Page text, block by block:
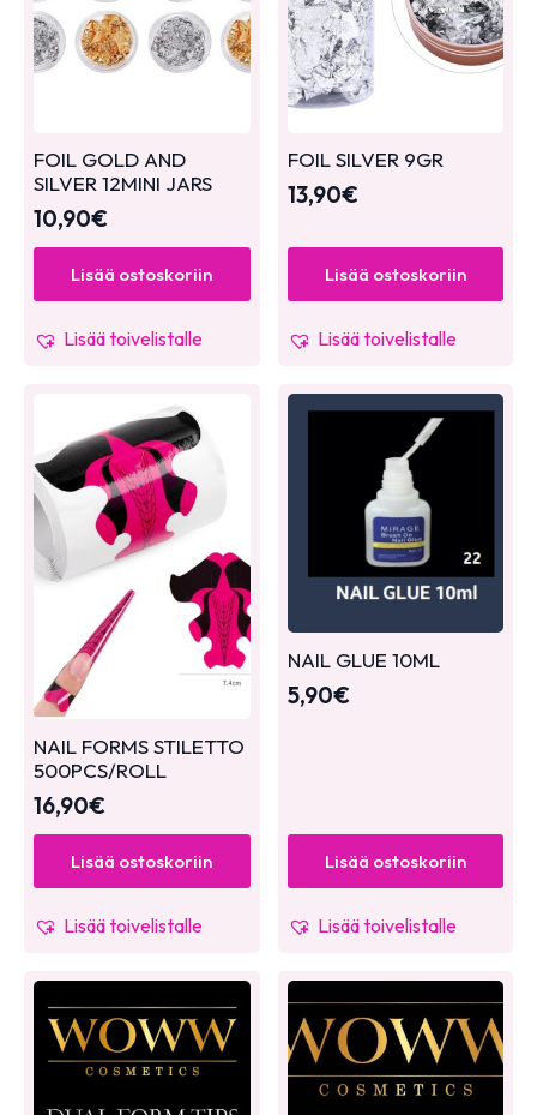
FOIL GOLD AND
SILVER 12MINI JARS
10,90€
Lisää ostoskoriin
Lisää toivelistalle
FOIL SILVER 9GR
13,90€
Lisää ostoskoriin
Lisää toivelistalle
NAIL FORMS STILETTO
500PCS/ROLL
16,90€
Lisää ostoskoriin
Lisää toivelistalle
NAIL GLUE 10ML
5,90€
Lisää ostoskoriin
Lisää toivelistalle